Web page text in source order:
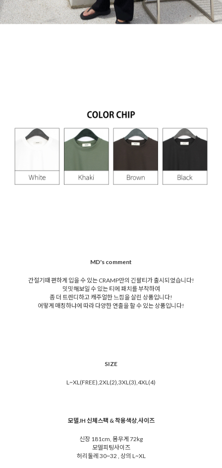
MD's comment
간절기때 편하게 입을 수 있는 CRAMP만의 긴팔티가 출시되었습니다!
밋밋해보일 수 있는 티에 패치를 부착하여
좀 더 트렌디하고 캐주얼한 느낌을 살린 상품입니다!
어떻게 매칭하냐에 따라 다양한 연출을 할 수 있는 상품입니다!
SIZE
L~XL(FREE),2XL(2),3XL(3),4XL(4)
모델JH 신체스팩 & 착용색상,사이즈
신장 181cm, 몸무게 72kg
모델피팅사이즈
허리둘레 30~32 , 상의 L~XL